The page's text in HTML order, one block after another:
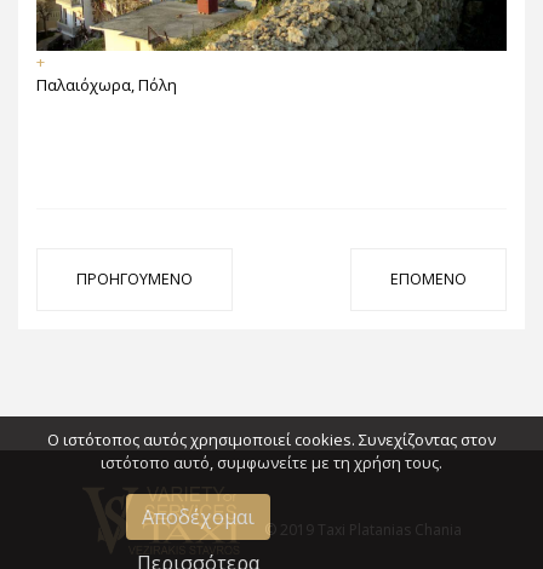
+
Παλαιόχωρα, Πόλη
ΠΡΟΗΓΟΎΜΕΝΟ ΕΠΌΜΕΝΟ
© 2019 Taxi Platanias Chania
Ο ιστότοπος αυτός χρησιμοποιεί cookies. Συνεχίζοντας στον
ιστότοπο αυτό, συμφωνείτε με τη χρήση τους.
Αποδέχομαι
Περισσότερα